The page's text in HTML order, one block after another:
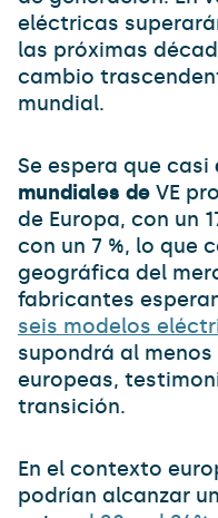
eléctricas
las próximas
cambio
mundial.
Se espera que casi
mundiales de VE
de Europa, con un
con un 7 %, lo que
geográfica del
fabricantes
seis modelos
supondrá al menos
europeas,
transición.
En el contexto
podrían alcanzar